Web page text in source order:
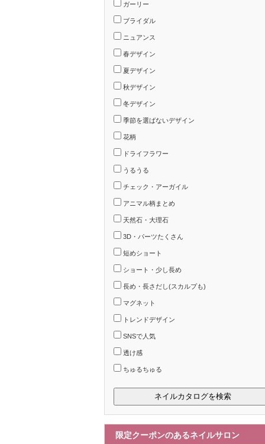
ガーリー
ブライダル
ニュアンス
春デザイン
夏デザイン
秋デザイン
冬デザイン
季節を選ばないデザイン
花柄
ドライフラワー
うるうる
チェック・アーガイル
アニマル柄まとめ
天然石・大理石
3D・パーツたくさん
短めショート
ショート・少し長め
長め・長さだし(スカルプも)
マグネット
トレンドデザイン
SNSで人気
透け感
ちゅるちゅる
限定クーポンのあるネイルサロン